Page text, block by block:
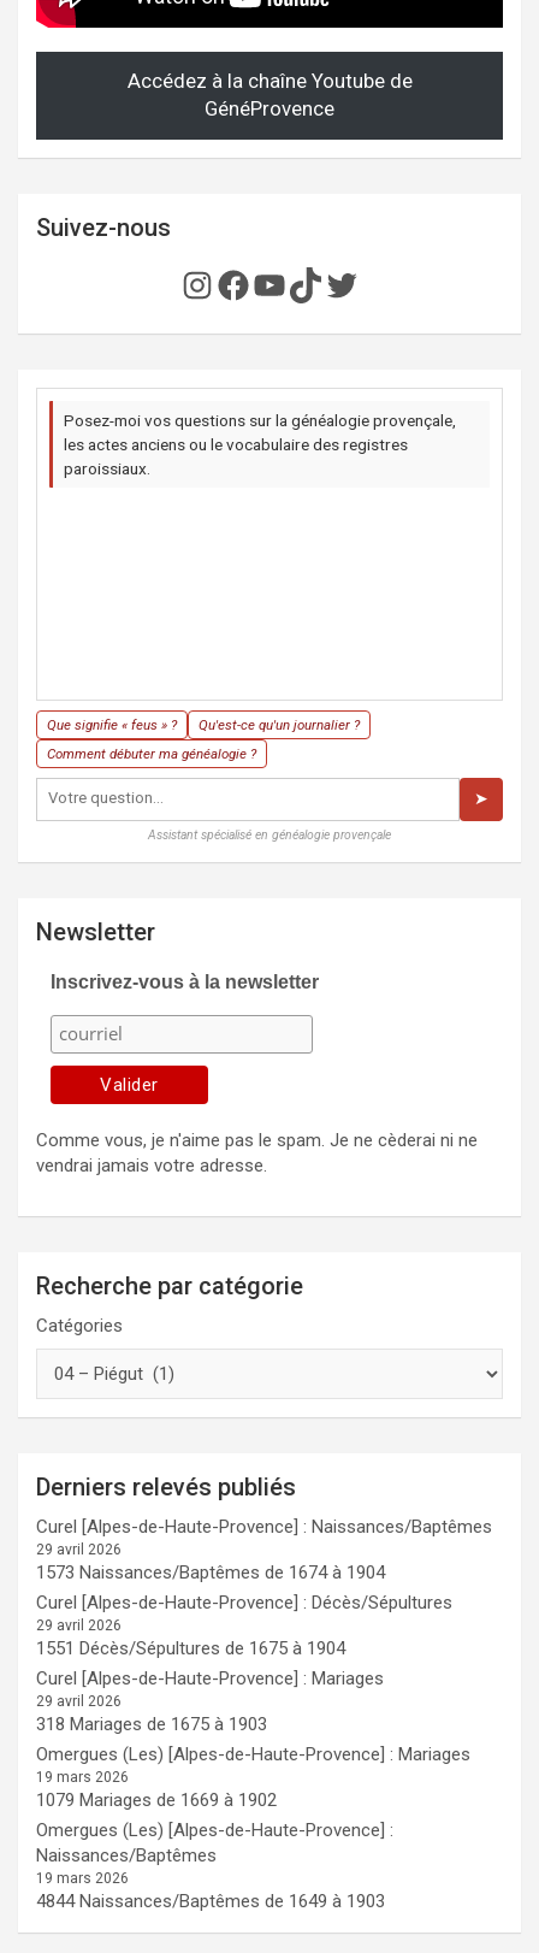
Accédez à la chaîne Youtube de
GénéProvence
Suivez-nous
Instagram
Facebook
YouTube
TikTok
Twitter
Posez-moi vos questions sur la généalogie provençale,
les actes anciens ou le vocabulaire des registres
paroissiaux.
Que signifie « feus » ?
Qu'est-ce qu'un journalier ?
Comment débuter ma généalogie ?
➤
Assistant spécialisé en généalogie provençale
Newsletter
Inscrivez-vous à la newsletter
Comme vous, je n'aime pas le spam. Je ne cèderai ni ne
vendrai jamais votre adresse.
Recherche par catégorie
Catégories
Derniers relevés publiés
Curel [Alpes-de-Haute-Provence] : Naissances/Baptêmes
29 avril 2026
1573 Naissances/Baptêmes de 1674 à 1904
Curel [Alpes-de-Haute-Provence] : Décès/Sépultures
29 avril 2026
1551 Décès/Sépultures de 1675 à 1904
Curel [Alpes-de-Haute-Provence] : Mariages
29 avril 2026
318 Mariages de 1675 à 1903
Omergues (Les) [Alpes-de-Haute-Provence] : Mariages
19 mars 2026
1079 Mariages de 1669 à 1902
Omergues (Les) [Alpes-de-Haute-Provence] :
Naissances/Baptêmes
19 mars 2026
4844 Naissances/Baptêmes de 1649 à 1903